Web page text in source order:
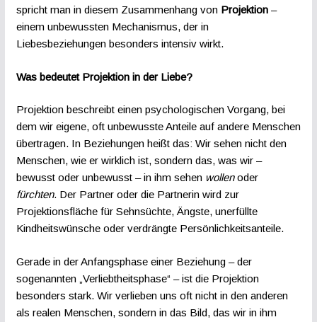
spricht man in diesem Zusammenhang von Projektion–
einem unbewussten Mechanismus, der in
Liebesbeziehungen besonders intensiv wirkt.
Was bedeutet Projektion in der Liebe?
Projektion beschreibt einen psychologischen Vorgang, bei
dem wir eigene, oft unbewusste Anteile auf andere Menschen
übertragen. In Beziehungen heißt das: Wir sehen nicht den
Menschen, wie er wirklich ist, sondern das, was wir –
bewusst oder unbewusst – in ihm sehen wollenoder
fürchten. Der Partner oder die Partnerin wird zur
Projektionsfläche für Sehnsüchte, Ängste, unerfüllte
Kindheitswünsche oder verdrängte Persönlichkeitsanteile.
Gerade in der Anfangsphase einer Beziehung – der
sogenannten „Verliebtheitsphase“ – ist die Projektion
besonders stark. Wir verlieben uns oft nicht in den anderen
als realen Menschen, sondern in das Bild, das wir in ihm